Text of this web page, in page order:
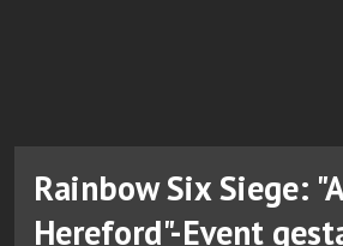
Rainbow Six Siege:
Hereford"-Event